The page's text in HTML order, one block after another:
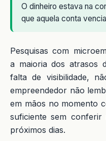
O dinheiro estava na
que aquela conta
Pesquisas com
a maioria dos atrasos
falta de visibilidade,
empreendedor não
em mãos no momento
suficiente sem
próximos dias.